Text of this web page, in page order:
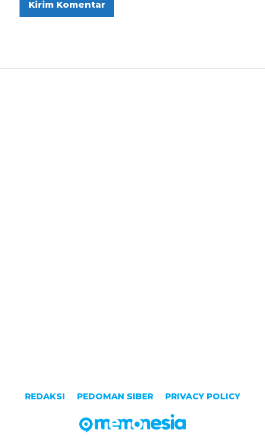
REDAKSI PEDOMAN SIBER PRIVACY POLICY